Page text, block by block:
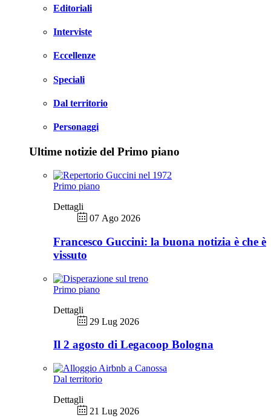
Editoriali
Interviste
Eccellenze
Speciali
Dal territorio
Personaggi
Ultime notizie del Primo piano
Primo piano
Dettagli
07 Ago 2026
Francesco Guccini: la buona notizia è che è
vissuto
Primo piano
Dettagli
29 Lug 2026
Il 2 agosto di Legacoop Bologna
Dal territorio
Dettagli
21 Lug 2026